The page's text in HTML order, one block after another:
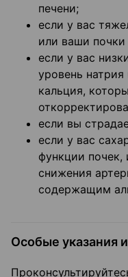
печени;
если у вас
или ваши
если у вас
уровень
кальция,
если вы
если у вас
функции почек,
снижения
содержащим
Особые указания